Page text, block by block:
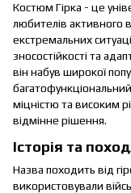
Костюм Гірка - це
любителів активного
екстремальних
зносостійкості та
він набув широкої
міцністю та високим
відмінне рішення.
Історія та
Назва походить від
використовували